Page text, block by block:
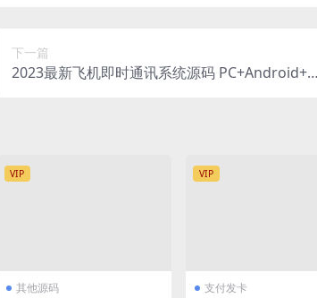
下一篇
2023最新飞机即时通讯系统源码 PC+Android+I
VIP
其他源码
VIP
支付发卡